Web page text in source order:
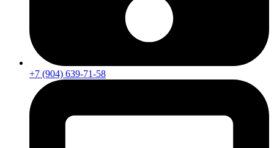
+7 (904) 639-71-58